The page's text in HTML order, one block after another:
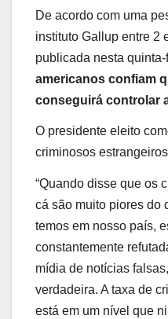
De acordo com uma
instituto Gallup entre 2
publicada nesta quinta-
americanos confiam
conseguirá controlar
O presidente eleito
criminosos
“Quando disse que os
cá são muito piores do
temos em nosso país,
constantemente
mídia de notícias
verdadeira. A taxa de
está em um nível que